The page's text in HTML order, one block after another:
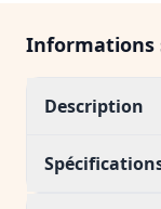
Informations
Description